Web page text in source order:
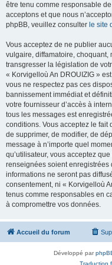
être tenu comme responsable
acceptons et que nous
phpBB, veuillez consulter le site
Vous acceptez de ne publier
vulgaire, diffamatoire,
transgresser la législation de
« Korvigelloù An DROUIZIG »
vous ne respectez pas ces
bannissement immédiat et
votre fournisseur d’accès à
tous les messages est
conditions. Vous acceptez le fait
de supprimer, de modifier, de
message à n’importe quel
qu’utilisateur, vous acceptez
renseignées soient
informations ne seront pas
consentement, ni « Korvigelloù
tenus comme responsables en
à compromettre vos données.
Accueil du forum
Développé par
Traduction